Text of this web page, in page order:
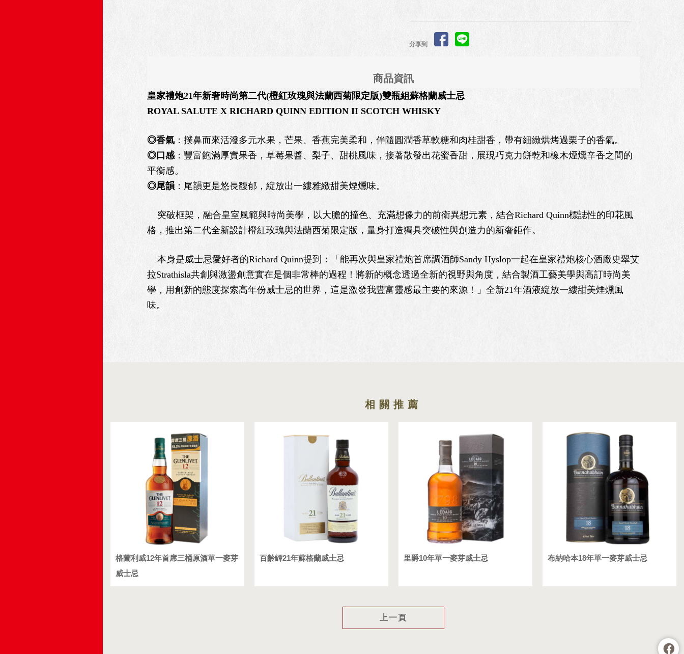
分享到
商品資訊
皇家禮炮21年新奢時尚第二代(橙紅玫瑰與法蘭西菊限定版)雙瓶組蘇格蘭威士忌
ROYAL SALUTE X RICHARD QUINN EDITION II SCOTCH WHISKY
◎香氣：撲鼻而來活潑多元水果，芒果、香蕉完美柔和，伴隨圓潤香草軟糖和肉桂甜香，帶有細緻烘烤過栗子的香氣。
◎口感：豐富飽滿厚實果香，草莓果醬、梨子、甜桃風味，接著散發出花蜜香甜，展現巧克力餅乾和橡木煙燻辛香之間的
平衡感。
◎尾韻：尾韻更是悠長馥郁，綻放出一縷雅緻甜美煙燻味。
突破框架，融合皇室風範與時尚美學，以大膽的撞色、充滿想像力的前衛異想元素，結合Richard Quinn標誌性的印花風
格，推出第二代全新設計橙紅玫瑰與法蘭西菊限定版，量身打造獨具突破性與創造力的新奢鉅作。
本身是威士忌愛好者的Richard Quinn提到：「能再次與皇家禮炮首席調酒師Sandy Hyslop一起在皇家禮炮核心酒廠史翠艾
拉Strathisla共創與激盪創意實在是個非常棒的過程！將新的概念透過全新的視野與角度，結合製酒工藝美學與高訂時尚美
學，用創新的態度探索高年份威士忌的世界，這是激發我豐富靈感最主要的來源！」全新21年酒液綻放一縷甜美煙燻風
味。
格蘭利威12年首席三桶原酒單一麥芽
威士忌
百齡罈21年蘇格蘭威士忌 里爵10年單一麥芽威士忌 布納哈本18年單一麥芽威士忌
上一頁